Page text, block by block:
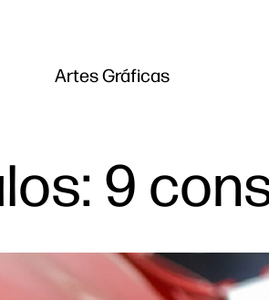
Artes Gráficas
9